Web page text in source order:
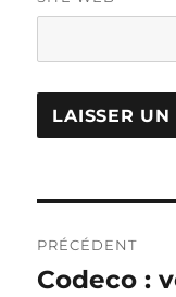
de
PRÉCÉDENT
Publication
Codeco :